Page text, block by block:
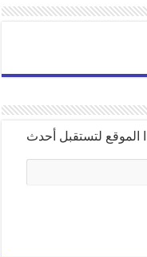
الموقع لتستقبل أحدث